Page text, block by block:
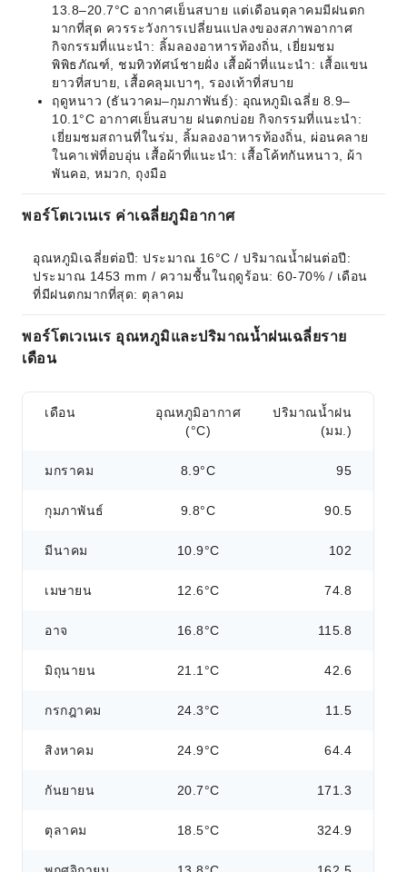
13.8–20.7°C อากาศเย็นสบาย แต่เดือนตุลาคมมีฝนตก
มากที่สุด ควรระวังการเปลี่ยนแปลงของสภาพอากาศ
กิจกรรมที่แนะนำ: ลิ้มลองอาหารท้องถิ่น, เยี่ยมชม
พิพิธภัณฑ์, ชมทิวทัศน์ชายฝั่ง เสื้อผ้าที่แนะนำ: เสื้อแขน
ยาวที่สบาย, เสื้อคลุมเบาๆ, รองเท้าที่สบาย
ฤดูหนาว (ธันวาคม–กุมภาพันธ์): อุณหภูมิเฉลี่ย 8.9–
10.1°C อากาศเย็นสบาย ฝนตกบ่อย กิจกรรมที่แนะนำ:
เยี่ยมชมสถานที่ในร่ม, ลิ้มลองอาหารท้องถิ่น, ผ่อนคลาย
ในคาเฟ่ที่อบอุ่น เสื้อผ้าที่แนะนำ: เสื้อโค้ทกันหนาว, ผ้า
พันคอ, หมวก, ถุงมือ
พอร์โตเวเนเร ค่าเฉลี่ยภูมิอากาศ
อุณหภูมิเฉลี่ยต่อปี: ประมาณ 16°C / ปริมาณน้ำฝนต่อปี:
ประมาณ 1453 mm / ความชื้นในฤดูร้อน: 60-70% / เดือน
ที่มีฝนตกมากที่สุด: ตุลาคม
พอร์โตเวเนเร อุณหภูมิและปริมาณน้ำฝนเฉลี่ยราย
เดือน
เดือน
อุณหภูมิอากาศ
(°C)
ปริมาณน้ำฝน
(มม.)
มกราคม 8.9°C 95
กุมภาพันธ์ 9.8°C 90.5
มีนาคม 10.9°C 102
เมษายน 12.6°C 74.8
อาจ 16.8°C 115.8
มิถุนายน 21.1°C 42.6
กรกฎาคม 24.3°C 11.5
สิงหาคม 24.9°C 64.4
กันยายน 20.7°C 171.3
ตุลาคม 18.5°C 324.9